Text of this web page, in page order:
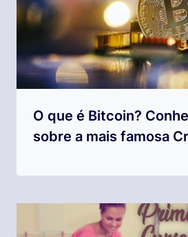
O que é Bitcoin?
sobre a mais famosa